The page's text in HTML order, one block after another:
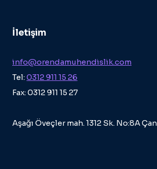
İletişim
info@orendamuhendislik.com
Tel:0312 911 15 26
Fax: 0312 911 15 27
Aşağı Öveçler mah. 1312 Sk. No:8A